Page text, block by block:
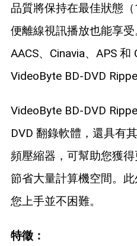
品質將保持在最佳狀態
便離線視訊播放也能享
AACS、Cinavia、APS
VideoByte BD-DVD
VideoByte BD-DVD
DVD 翻錄軟體，還具有
頻壓縮器，可幫助您獲
節省大量計算機空間。
您上手並不困難。
特徵：